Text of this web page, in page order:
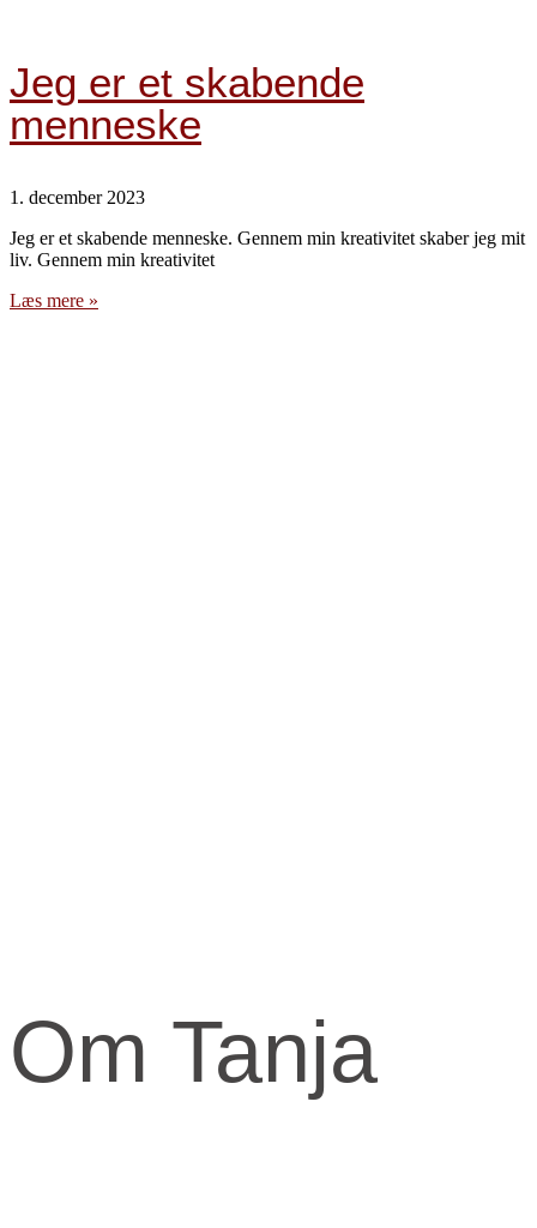
Jeg er et skabende
menneske
1. december 2023
Jeg er et skabende menneske. Gennem min kreativitet skaber jeg mit
liv. Gennem min kreativitet
Læs mere »
Om Tanja